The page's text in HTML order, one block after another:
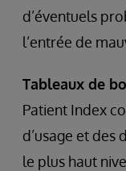
d’éventuels
l’entrée de
Tableaux de
Patient Index
d’usage et des
le plus haut